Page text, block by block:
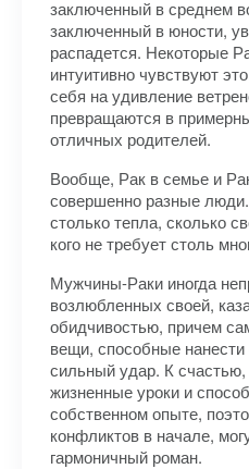
заключенный в среднем
заключенный в юности,
распадется. Некоторые
интуитивно чувствуют
себя на удивление
превращаются в
отличных родителей.
Вообще, Рак в семье и
совершенно разные
столько тепла, сколько
кого не требует столь
Мужчины-Раки иногда
возлюбленных своей,
обидчивостью, причем
вещи, способные
сильный удар. К
жизненные уроки и
собственном опыте,
конфликтов в начале,
гармоничный роман.